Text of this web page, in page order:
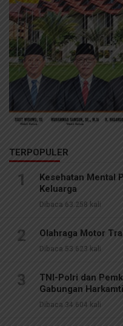
TERPOPULER
1
Kesehatan Mental
Keluarga
Dibaca 63.258 kali
2 Olahraga Motor
Dibaca 53.623 kali
3
TNI-Polri dan
Gabungan
Dibaca 34.604 kali